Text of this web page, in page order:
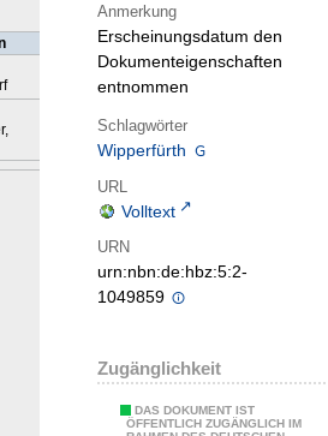
Anmerkung
Erscheinungsdatum den
Dokumenteigenschaften
entnommen
Schlagwörter
Wipperfürth
URL
Volltext
URN
urn:nbn:de:hbz:5:2-
1049859
Zugänglichkeit
DAS DOKUMENT IST
ÖFFENTLICH ZUGÄNGLICH IM